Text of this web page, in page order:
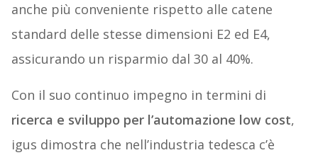
anche più conveniente rispetto alle catene
standard delle stesse dimensioni E2 ed E4,
assicurando un risparmio dal 30 al 40%.
Con il suo continuo impegno in termini di
ricerca e sviluppo per l’automazione low cost,
igus dimostra che nell’industria tedesca c’è